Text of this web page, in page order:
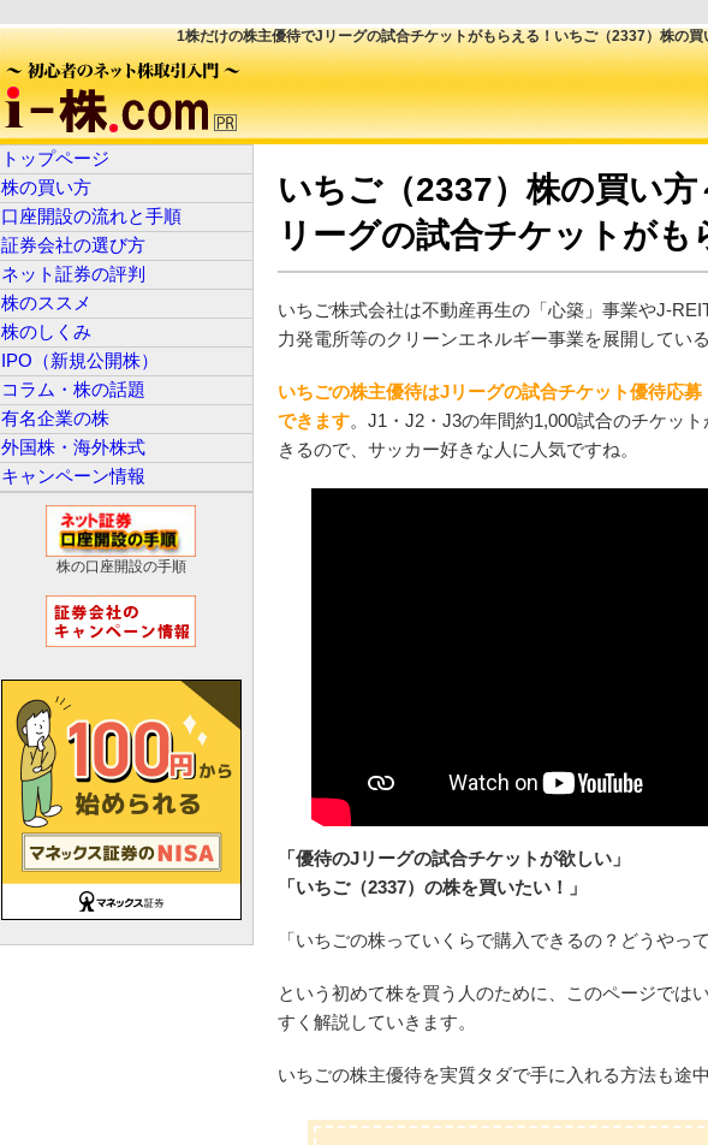
1株だけの株主優待でJリーグの試合チケットがもらえる！いちご（2337）株の
いちご（2337）株の買い方
リーグの試合チケットがも
いちご株式会社は不動産再生の「心築」事業やJ-
力発電所等のクリーンエネルギー事業を展開している
いちごの株主優待はJリーグの試合チケット優待応募
できます。J1・J2・J3の年間約1,000試合のチケッ
きるので、サッカー好きな人に人気ですね。
「優待のJリーグの試合チケットが欲しい」
「いちご（2337）の株を買いたい！」
「いちごの株っていくらで購入できるの？どうやっ
という初めて株を買う人のために、このページでは
すく解説していきます。
いちごの株主優待を実質タダで手に入れる方法も途
トップページ
株の買い方
口座開設の流れと手順
証券会社の選び方
ネット証券の評判
株のススメ
株のしくみ
IPO（新規公開株）
コラム・株の話題
有名企業の株
外国株・海外株式
キャンペーン情報
株の口座開設の手順